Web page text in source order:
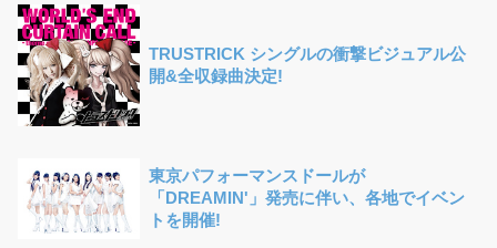
TRUSTRICK シングルの衝撃ビジュアル公
開&全収録曲決定!
東京パフォーマンスドールが
「DREAMIN'」発売に伴い、各地でイベン
トを開催!